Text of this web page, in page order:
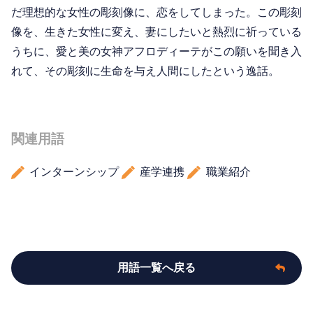
だ理想的な女性の彫刻像に、恋をしてしまった。この彫刻
像を、生きた女性に変え、妻にしたいと熱烈に祈っている
うちに、愛と美の女神アフロディーテがこの願いを聞き入
れて、その彫刻に生命を与え人間にしたという逸話。
関連用語
インターンシップ 産学連携 職業紹介
用語一覧へ戻る